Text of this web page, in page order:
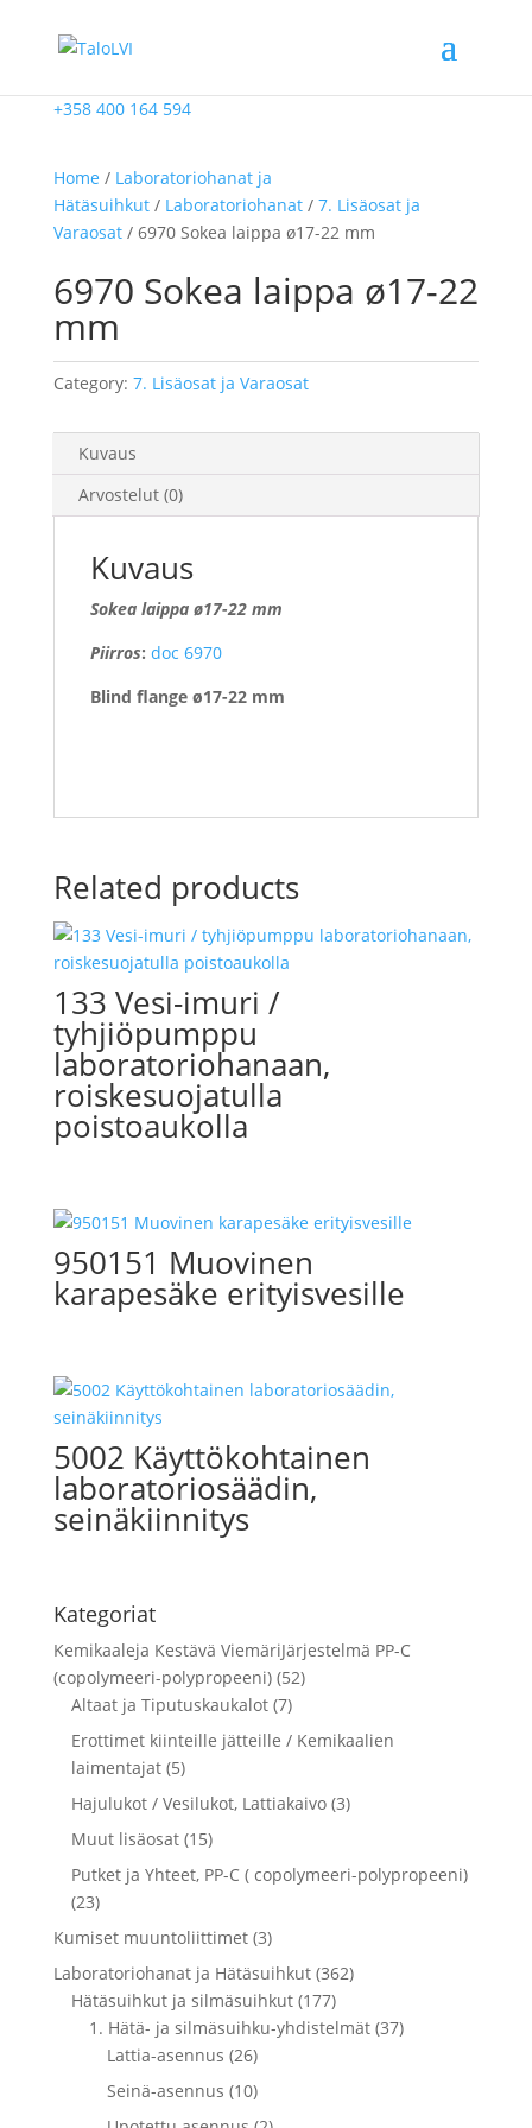
+358 400 164 594
Home / Laboratoriohanat ja
Hätäsuihkut/ Laboratoriohanat/ 7. Lisäosat ja
Varaosat/ 6970 Sokea laippa ø17-22 mm
6970 Sokea laippa ø17-22
mm
Category: 7. Lisäosat ja Varaosat
Kuvaus
Arvostelut (0)
Kuvaus
Sokea laippa ø17-22 mm
Piirros: doc 6970
Blind flange ø17-22 mm
Related products
133 Vesi-imuri /
tyhjiöpumppu
laboratoriohanaan,
roiskesuojatulla
poistoaukolla
950151 Muovinen
karapesäke erityisvesille
5002 Käyttökohtainen
laboratoriosäädin,
seinäkiinnitys
Kategoriat
Kemikaaleja Kestävä ViemäriJärjestelmä PP-C
(copolymeeri-polypropeeni) (52)
Altaat ja Tiputuskaukalot (7)
Erottimet kiinteille jätteille / Kemikaalien
laimentajat (5)
Hajulukot / Vesilukot, Lattiakaivo (3)
Muut lisäosat (15)
Putket ja Yhteet, PP-C ( copolymeeri-polypropeeni)
(23)
Kumiset muuntoliittimet (3)
Laboratoriohanat ja Hätäsuihkut (362)
Hätäsuihkut ja silmäsuihkut (177)
1. Hätä- ja silmäsuihku-yhdistelmät (37)
Lattia-asennus (26)
Seinä-asennus (10)